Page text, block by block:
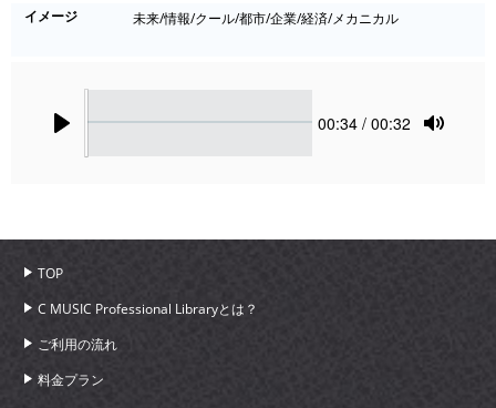
イメージ
未来/情報/クール/都市/企業/経済/メカニカル
Current
00:34 / 00:32
TOP
C MUSIC Professional Libraryとは？
ご利用の流れ
料金プラン